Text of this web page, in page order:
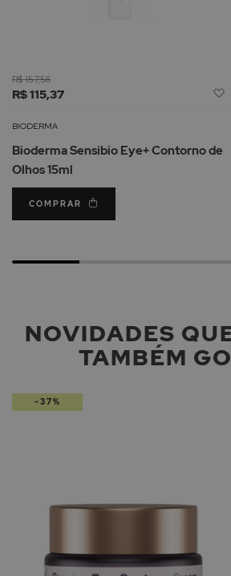
R$ 115,37
R$ 157,56
BIODERMA
Bioderma Sensibio Eye+ Contorno de
Olhos 15ml
COMPRAR
NOVIDADES
TAMBÉM
-37%